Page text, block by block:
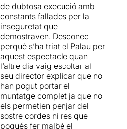
2018 (vegeu laressenya).
EN MASSEneix de la
necessitat cultural d'una
societat en crisis, d'una
societat que està canviant,
d'una societat que està
estressada. Circa, des del
circ, ens proposa dues
visions de la fi de la
humanitat.
EN MASSE està dividit en
de dubtosa execució amb
constants fallades per la
inseguretat que
demostraven. Desconec
perquè s’ha triat el Palau per
aquest espectacle quan
l’altre dia vaig escoltar al
seu director explicar que no
han pogut portar el
muntatge complet ja que no
els permetien penjar del
sostre cordes ni res que
pogués fer malbé el